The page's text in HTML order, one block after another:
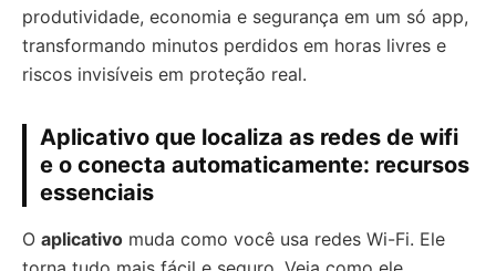
produtividade, economia e segurança em um só app,
transformando minutos perdidos em horas livres e
riscos invisíveis em proteção real.
Aplicativo que localiza as redes de wifi
e o conecta automaticamente: recursos
essenciais
O aplicativo muda como você usa redes Wi-Fi. Ele